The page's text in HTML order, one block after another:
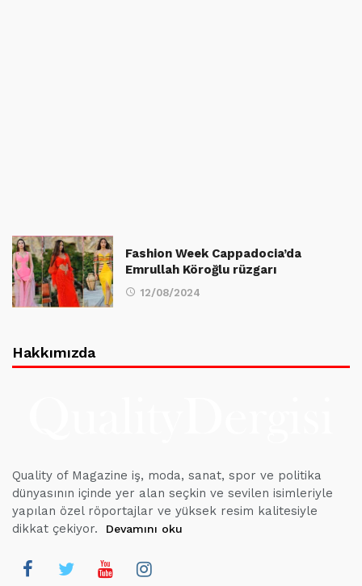
Fashion Week Cappadocia’da
Emrullah Köroğlu rüzgarı
12/08/2024
Hakkımızda
Quality of Magazine iş, moda, sanat, spor ve politika
dünyasının içinde yer alan seçkin ve sevilen isimleriyle
yapılan özel röportajlar ve yüksek resim kalitesiyle
dikkat çekiyor.
Devamını oku